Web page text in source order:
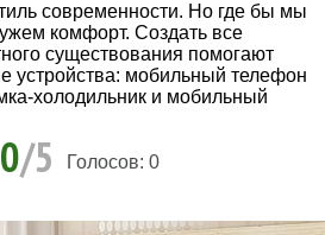
современности. Но где бы мы
комфорт. Создать все
существования помогают
устройства: мобильный телефон
холодильник и мобильный
0/5 Голосов: 0